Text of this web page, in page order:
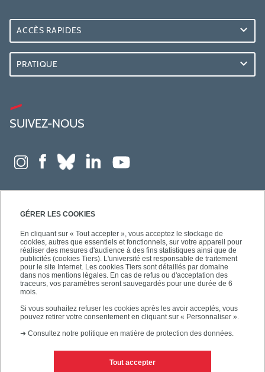
GÉRER LES COOKIES
En cliquant sur « Tout accepter », vous acceptez le stockage de
cookies, autres que essentiels et fonctionnels, sur votre appareil pour
réaliser des mesures d'audience à des fins statistiques ainsi que de
publicités (cookies Tiers). L'université est responsable de traitement
pour le site Internet. Les cookies Tiers sont détaillés par domaine
dans nos mentions légales. En cas de refus ou d'acceptation des
traceurs, vos paramètres seront sauvegardés pour une durée de 6
mois.
Si vous souhaitez refuser les cookies après les avoir acceptés, vous
pouvez retirer votre consentement en cliquant sur « Personnaliser ».
➜ Consultez notre politique en matière de protection des données.
Tout accepter
ACCÈS RAPIDES
PRATIQUE
SUIVEZ-NOUS
Mentions légales